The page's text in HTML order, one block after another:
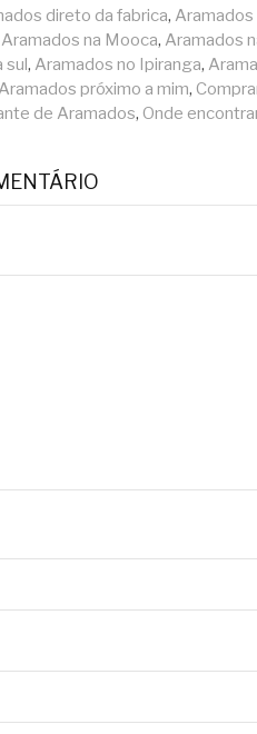
direto da fabrica,
Aramados na Mooca, Aramados
, Aramados no Ipiranga,
Aramados próximo a mim,
de Aramados, Onde